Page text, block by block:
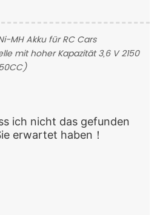
MH Akku für RC Cars
mit hoher Kapazität 3,6 V 2150
ich nicht das gefunden
erwartet haben！